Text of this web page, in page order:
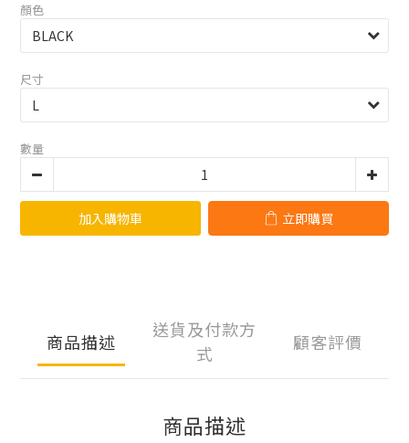
顏色
尺寸
數量
加入購物車 立即購買
商品描述
送貨及付款方
式
顧客評價
商品描述